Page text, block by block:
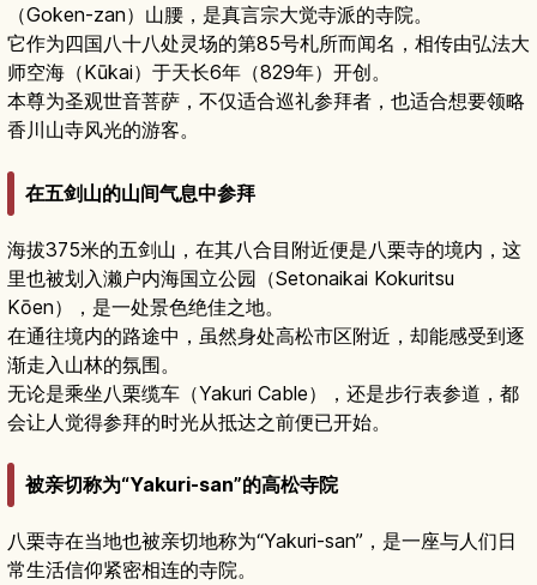
（Goken-zan）山腰，是真言宗大觉寺派的寺院。
它作为四国八十八处灵场的第85号札所而闻名，相传由弘法大
师空海（Kūkai）于天长6年（829年）开创。
本尊为圣观世音菩萨，不仅适合巡礼参拜者，也适合想要领略
香川山寺风光的游客。
在五剑山的山间气息中参拜
海拔375米的五剑山，在其八合目附近便是八栗寺的境内，这
里也被划入濑户内海国立公园（Setonaikai Kokuritsu
Kōen），是一处景色绝佳之地。
在通往境内的路途中，虽然身处高松市区附近，却能感受到逐
渐走入山林的氛围。
无论是乘坐八栗缆车（Yakuri Cable），还是步行表参道，都
会让人觉得参拜的时光从抵达之前便已开始。
被亲切称为“Yakuri-san”的高松寺院
八栗寺在当地也被亲切地称为“Yakuri-san”，是一座与人们日
常生活信仰紧密相连的寺院。